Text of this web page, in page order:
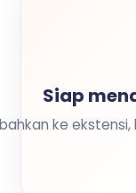
Siap
ke